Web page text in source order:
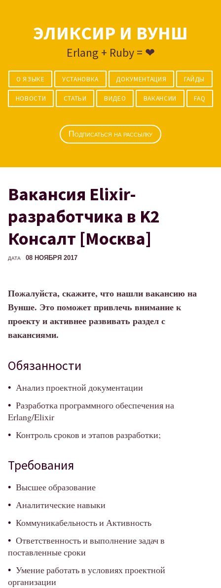
ЭЛИКСИР И ВУНШ
Erlang + Ruby = ❤
О ЯЗЫКЕ УСТАНОВКА ДОКУМЕНТАЦИЯ ГАЙДЫ
НОВОСТИ СТАТЬИ ВИДЕО ВАКАНСИИ FAQ
Подписаться на рассылку
Вакансия Elixir-
разработчика в K2
Консалт [Москва]
ДАТА 08 НОЯБРЯ 2017
Пожалуйста, скажите, что нашли вакансию на
Вунше. Это поможет привлечь внимание к
проекту и активнее развивать раздел с
вакансиями.
Обязанности
Анализ проектной документации
Разработка программного обеспечения на
Erlang/Elixir
Контроль сроков и этапов разработки;
Требования
Высшее образование
Аналитические навыки
Коммуникабельность и Активность
Ответственность и выполнение задач в
поставленные сроки
Умение работать в условиях проектной
организации